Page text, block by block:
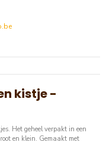
kistje -
Het geheel verpakt in een
en klein. Gemaakt met